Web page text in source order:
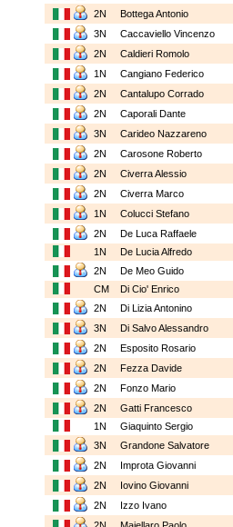
2N
Bottega Antonio
3N
Caccaviello Vincenzo
2N
Caldieri Romolo
1N
Cangiano Federico
2N
Cantalupo Corrado
2N
Caporali Dante
3N
Carideo Nazzareno
2N
Carosone Roberto
2N
Civerra Alessio
2N
Civerra Marco
1N
Colucci Stefano
2N
De Luca Raffaele
1N
De Lucia Alfredo
2N
De Meo Guido
CM
Di Cio' Enrico
2N
Di Lizia Antonino
3N
Di Salvo Alessandro
2N
Esposito Rosario
2N
Fezza Davide
2N
Fonzo Mario
2N
Gatti Francesco
1N
Giaquinto Sergio
3N
Grandone Salvatore
2N
Improta Giovanni
2N
Iovino Giovanni
2N
Izzo Ivano